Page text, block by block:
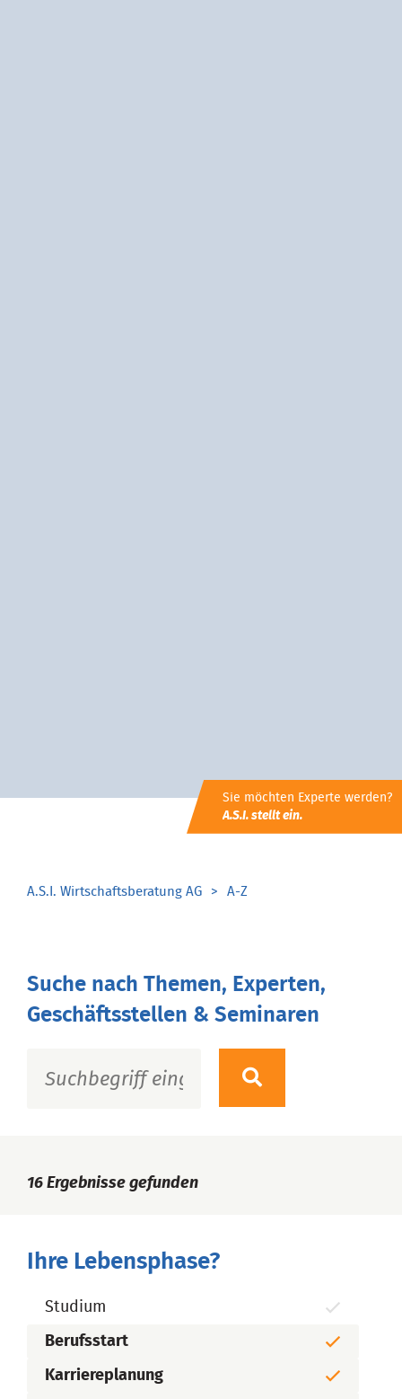
Sie möchten Experte werden?
A.S.I. stellt ein.
A.S.I. Wirtschaftsberatung AG A-Z
Suche nach Themen, Experten,
Geschäftsstellen & Seminaren
16 Ergebnisse gefunden
Ihre Lebensphase?
Studium
Berufsstart
Karriereplanung